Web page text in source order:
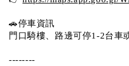
🚗停車資訊
門口騎樓、路邊可停1-2台車
--------